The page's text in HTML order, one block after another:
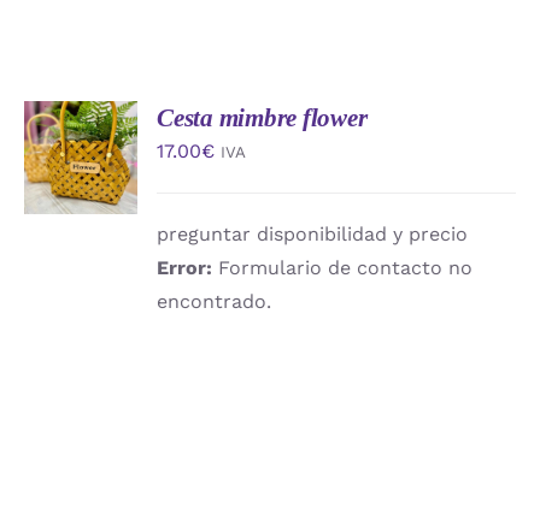
AÑADIR
AL
CARRITO
/
DETALLES
Cesta mimbre flower
17.00€ IVA
preguntar disponibilidad y precio
Error: Formulario de contacto no
encontrado.